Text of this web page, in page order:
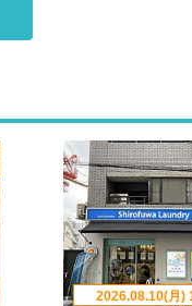
2026.08.10(月)